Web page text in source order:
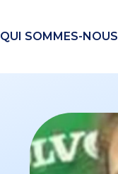
QUI SOMMES-NOUS